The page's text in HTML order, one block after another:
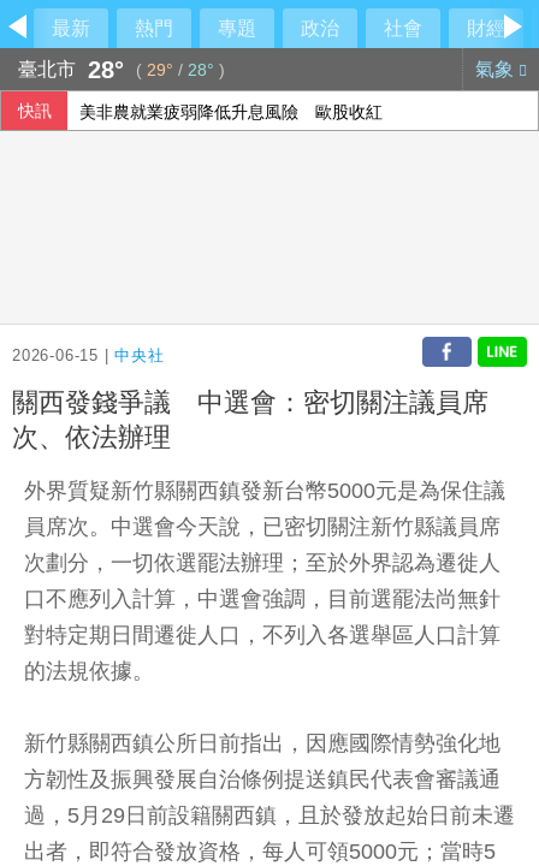
最新 熱門 專題 政治 社會
財經
臺北市 28° ( 29° / 28° ) 氣象
快訊 美非農就業疲弱降低升息風險 歐股收紅
2026-06-15 |中央社
關西發錢爭議 中選會：密切關注議員席
次、依法辦理
外界質疑新竹縣關西鎮發新台幣5000元是為保住議
員席次。中選會今天說，已密切關注新竹縣議員席
次劃分，一切依選罷法辦理；至於外界認為遷徙人
口不應列入計算，中選會強調，目前選罷法尚無針
對特定期日間遷徙人口，不列入各選舉區人口計算
的法規依據。
新竹縣關西鎮公所日前指出，因應國際情勢強化地
方韌性及振興發展自治條例提送鎮民代表會審議通
過，5月29日前設籍關西鎮，且於發放起始日前未遷
出者，即符合發放資格，每人可領5000元；當時5